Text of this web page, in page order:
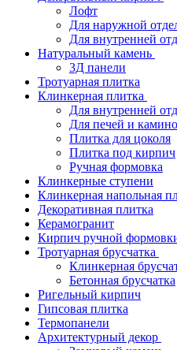
Лофт
Для наружной
Для внутренней
Натуральный камень
3Д панели
Тротуарная плитка
Клинкерная плитка
Для внутренней
Для печей и
Плитка для цоколя
Плитка под кирпич
Ручная формовка
Клинкерные ступени
Клинкерная напольная
Декоративная плитка
Керамогранит
Кирпич ручной
Тротуарная брусчатка
Клинкерная
Бетонная брусчатка
Ригельный кирпич
Гипсовая плитка
Термопанели
Архитектурный декор